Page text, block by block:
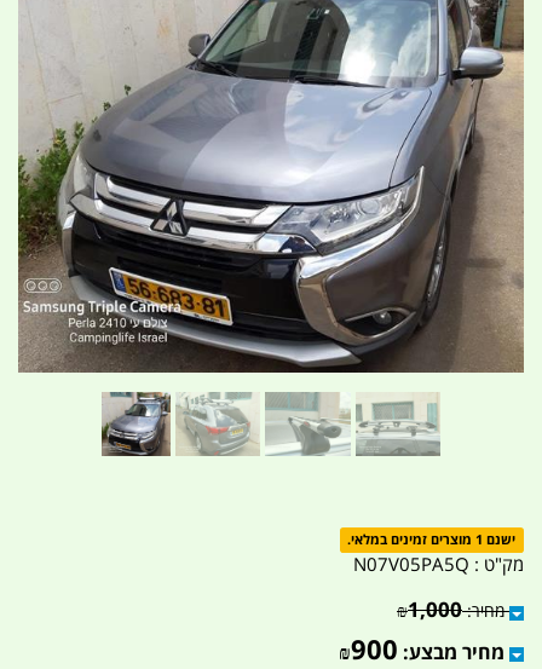
ישנם 1 מוצרים זמינים במלאי.
מק"ט : N07V05PA5Q
מחיר: ₪1,000
מחיר מבצע: ₪900